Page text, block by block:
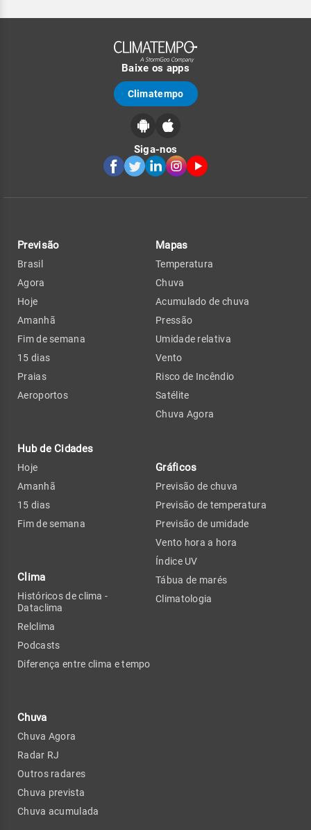
Baixe os apps
Climatempo
Siga-nos
Previsão
Brasil
Agora
Hoje
Amanhã
Fim de semana
15 dias
Praias
Aeroportos
Hub de Cidades
Hoje
Amanhã
15 dias
Fim de semana
Clima
Históricos de clima -
Dataclima
Relclima
Podcasts
Diferença entre clima e tempo
Chuva
Chuva Agora
Radar RJ
Outros radares
Chuva prevista
Chuva acumulada
Mapas
Temperatura
Chuva
Acumulado de chuva
Pressão
Umidade relativa
Vento
Risco de Incêndio
Satélite
Chuva Agora
Gráficos
Previsão de chuva
Previsão de temperatura
Previsão de umidade
Vento hora a hora
Índice UV
Tábua de marés
Climatologia